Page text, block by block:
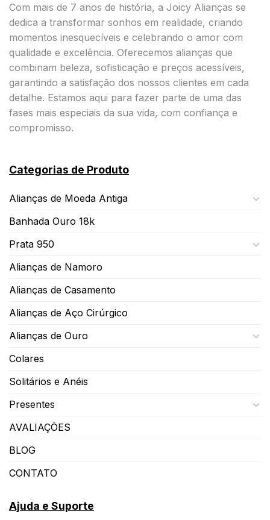
Com mais de 7 anos de história, a Joicy Alianças se
dedica a transformar sonhos em realidade, criando
momentos inesquecíveis e celebrando o amor com
qualidade e excelência. Oferecemos alianças que
combinam beleza, sofisticação e preços acessíveis,
garantindo a satisfação dos nossos clientes em cada
detalhe. Estamos aqui para fazer parte de uma das
fases mais especiais da sua vida, com confiança e
compromisso.
Categorias de Produto
Alianças de Moeda Antiga
Banhada Ouro 18k
Prata 950
Alianças de Namoro
Alianças de Casamento
Alianças de Aço Cirúrgico
Alianças de Ouro
Colares
Solitários e Anéis
Presentes
AVALIAÇÕES
BLOG
CONTATO
Ajuda e Suporte